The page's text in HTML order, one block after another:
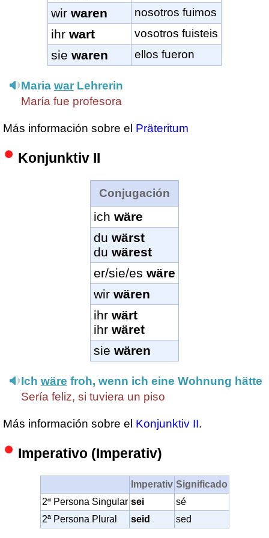
wir waren nosotros fuimos
ihr wart vosotros fuisteis
sie waren ellos fueron
Maria war Lehrerin
María fue profesora
Más información sobre el Präteritum
Konjunktiv II
Conjugación
ich wäre
du wärst
du wärest
er/sie/es wäre
wir wären
ihr wärt
ihr wäret
sie wären
Ich wäre froh, wenn ich eine Wohnung hätte
Sería feliz, si tuviera un piso
Más información sobre el Konjunktiv II.
Imperativo (Imperativ)
Imperativ Significado
2ª Persona Singular sei
sé
2ª Persona Plural
seid sed